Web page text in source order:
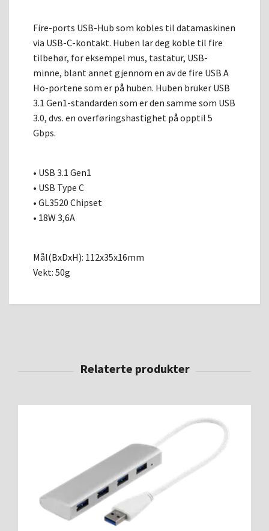
Fire-ports USB-Hub som kobles til datamaskinen
via USB-C-kontakt. Huben lar deg koble til fire
tilbehør, for eksempel mus, tastatur, USB-
minne, blant annet gjennom en av de fire USB A
Ho-portene som er på huben. Huben bruker USB
3.1 Gen1-standarden som er den samme som USB
3.0, dvs. en overføringshastighet på opptil 5
Gbps.
• USB 3.1 Gen1
• USB Type C
• GL3520 Chipset
• 18W 3,6A
Mål(BxDxH): 112x35x16mm
Vekt: 50g